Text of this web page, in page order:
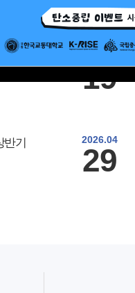
19
2026.04
29
국립충주기상과학관 X 충주시 문화의집 숨뜰 환경의 날 행사